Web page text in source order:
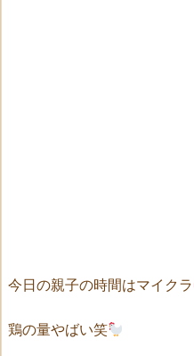
今日の親子の時間はマイクラ
鶏の量やばい笑